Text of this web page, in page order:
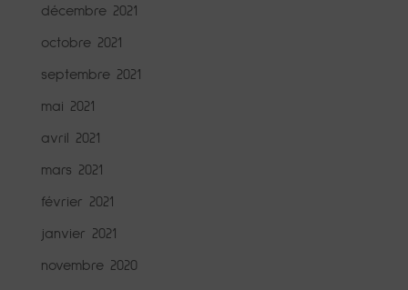
décembre 2021
octobre 2021
septembre 2021
mai 2021
avril 2021
mars 2021
février 2021
janvier 2021
novembre 2020